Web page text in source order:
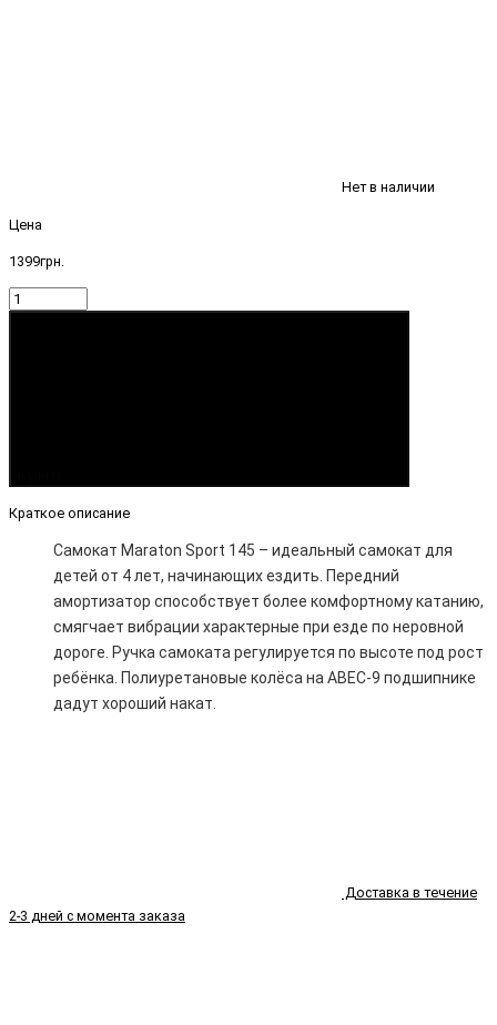
Нет в наличии
Цена
1399грн.
Краткое описание
Самокат Maraton Sport 145 – идеальный самокат для
детей от 4 лет, начинающих ездить. Передний
амортизатор способствует более комфортному катанию,
смягчает вибрации характерные при езде по неровной
дороге. Ручка самоката регулируется по высоте под рост
ребёнка. Полиуретановые колёса на ABEC-9 подшипнике
дадут хороший накат.
Доставка в течение
2-3 дней с момента заказа